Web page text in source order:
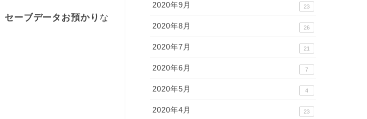
セーブデータお預かり な
2020年9月 23
2020年8月 26
2020年7月 21
2020年6月 7
2020年5月 4
2020年4月 23